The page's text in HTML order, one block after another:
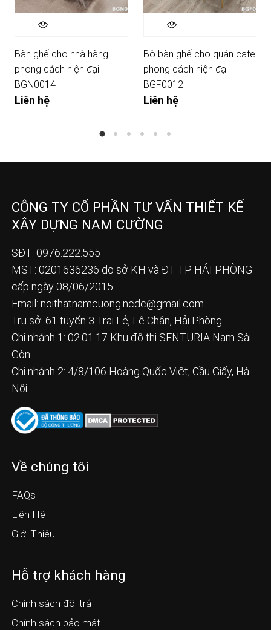
Bàn ghế cho nhà hàng
phong cách hiện đại
BGN0014
Liên hệ
Bộ bàn ghế cho quán cafe
phong cách hiện đại
BGF0012
Liên hệ
CÔNG TY CỔ PHẦN TƯ VẤN THIẾT KẾ
XÂY DỰNG NAM CƯỜNG
SĐT: 0976.222.555
MST: 0201636236 do sở KH và ĐT TP HẢI PHÒNG
cấp ngày 08/06/2015
Email: noithatnamcuong.ncdc@gmail.com
Trụ sở: 61 tuyến 3 Trại Lẻ, Lê Chân, Hải Phòng
Chi nhánh 1: 02.01.17 Khu đô thị SENTURIA Nam Sài
Gòn
Chi nhánh 2: 4/8/106 Hoàng Quốc Việt, Cầu Giấy, Hà
Nội
Về chúng tôi
FAQs
Liên Hệ
Giới Thiệu
Hỗ trợ khách hàng
Chính sách đổi trả
Chính sách bảo mật